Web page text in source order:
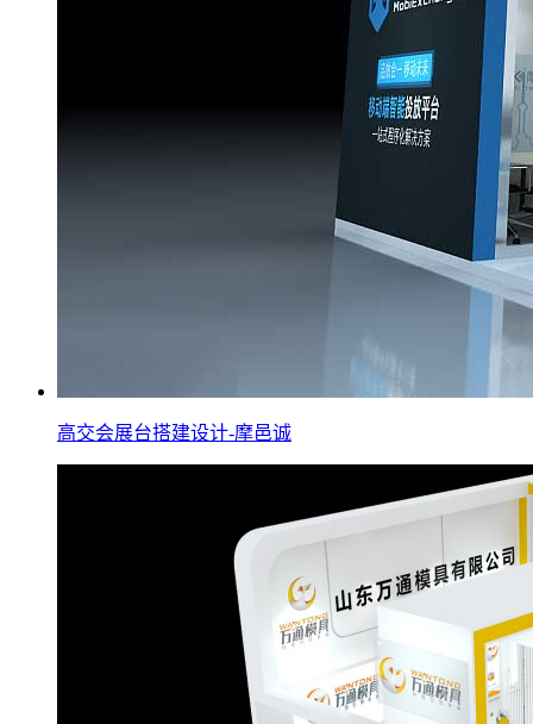
高交会展台搭建设计-摩邑诚